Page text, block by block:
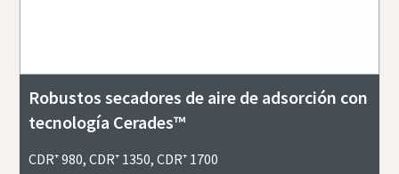
Robustos secadores de aire de adsorción​ con
tecnología Cerades™
CDR⁺ 980, CDR⁺ 1350, CDR⁺ 1700